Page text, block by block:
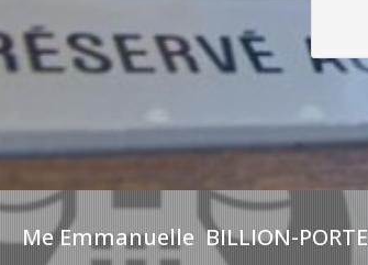
Me Emmanuelle BILLION-PORTE